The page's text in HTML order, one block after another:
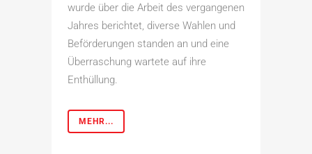
wurde über die Arbeit des vergangenen
Jahres berichtet, diverse Wahlen und
Beförderungen standen an und eine
Überraschung wartete auf ihre
Enthüllung.
MEHR...